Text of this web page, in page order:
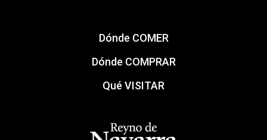
Dónde COMER
Dónde COMPRAR
Qué VISITAR